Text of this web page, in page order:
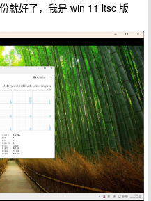
就好了，我是 win 11 ltsc 版